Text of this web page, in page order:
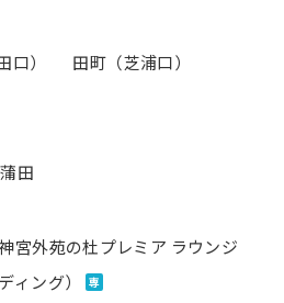
口）
田町（芝浦口）
蒲田
宮外苑の​杜プレミア ラウンジ
ィング）
専